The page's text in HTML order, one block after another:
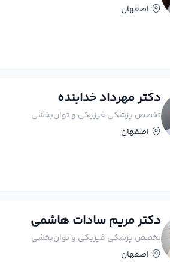
اصفهان
دکتر مهرداد خدابنده
تخصص پزشکی فیزیکی و توان‌بخشی
اصفهان
دکتر مریم سادات هاشمی
تخصص پزشکی فیزیکی و توان‌بخشی
اصفهان